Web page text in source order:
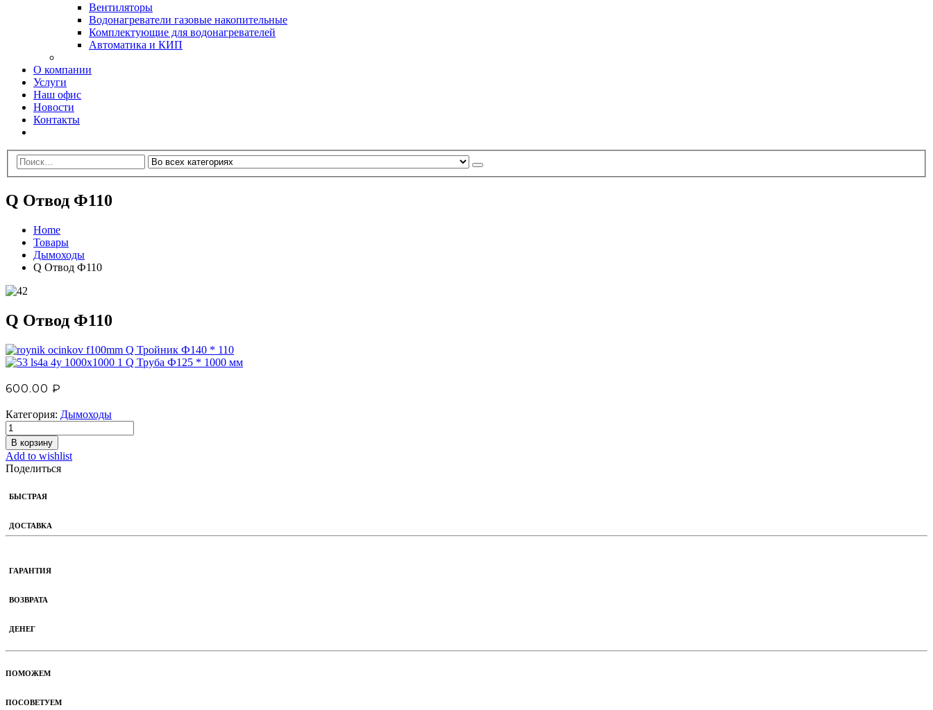
Вентиляторы
Водонагреватели газовые накопительные
Комплектующие для водонагревателей
Автоматика и КИП
О компании
Услуги
Наш офис
Новости
Контакты
Q Отвод Ф110
Home
Товары
Дымоходы
Q Отвод Ф110
Q Отвод Ф110
Q Тройник Ф140 * 110
Q Труба Ф125 * 1000 мм
600.00 ₽
Категория: Дымоходы
В корзину
Add to wishlist
Поделиться
БЫСТРАЯ
ДОСТАВКА
ГАРАНТИЯ
ВОЗВРАТА
ДЕНЕГ
ПОМОЖЕМ
ПОСОВЕТУЕМ